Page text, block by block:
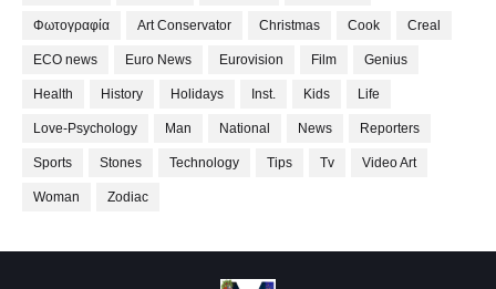
Φωτογραφία Art Conservator Christmas Cook Creal
ECO news Euro News Eurovision Film Genius
Health History Holidays Inst. Kids Life
Love-Psychology Man National News Reporters
Sports Stones Technology Tips Tv Video Art
Woman Zodiac